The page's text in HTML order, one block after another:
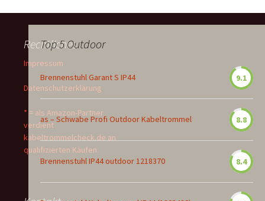
Top 5 Outdoor
Brennenstuhl Garant S IP44 9.1
as – Schwabe Profi Outdoor Kabeltrommel 8.8
Brennenstuhl IP44 outdoor 1218370 8.4
Rechtliches
Impressum
Datenschutzerklärung
* = als Amazon-Partner
verdient
kabeltrommelcheck.de an
qualifizierten Käufen